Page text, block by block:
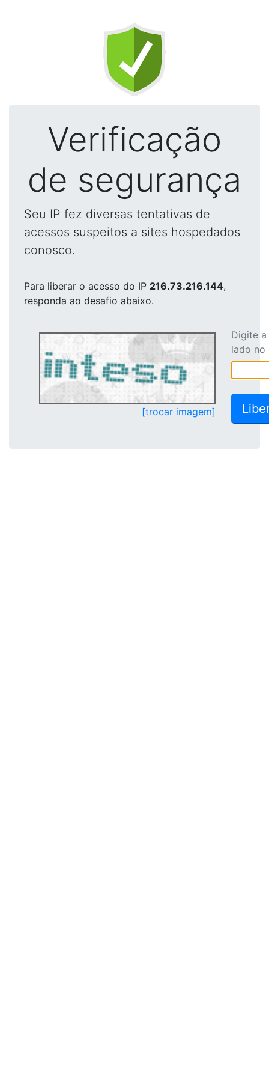
Verificação
de segurança
Seu IP fez diversas tentativas de
acessos suspeitos a sites hospedados
conosco.
Para liberar o acesso do IP 216.73.216.144,
responda ao desafio abaixo.
[trocar imagem]
Digite
lado no